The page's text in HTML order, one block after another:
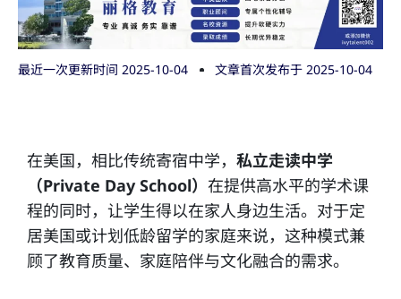
最近一次更新时间 2025-10-04 文章首次发布于 2025-10-04
在美国，相比传统寄宿中学， 私立走读中学
（Private Day School） 在提供高水平的学术课
程的同时，让学生得以在家人身边生活。对于定
居美国或计划低龄留学的家庭来说，这种模式兼
顾了教育质量、家庭陪伴与文化融合的需求。